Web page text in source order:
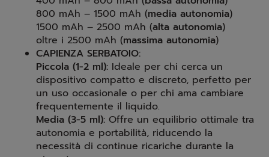
800 mAh – 1500 mAh (media autonomia)
1500 mAh – 2500 mAh (alta autonomia)
oltre i 2500 mAh (massima autonomia)
CAPIENZA SERBATOIO:
Piccola (1-2 ml): Ideale per chi cerca un
dispositivo compatto e discreto, perfetto per
un uso occasionale o per chi ama cambiare
frequentemente il liquido.
Media (3-5 ml): Offre un equilibrio ottimale tra
autonomia e portabilità, riducendo la
necessità di continue ricariche durante la